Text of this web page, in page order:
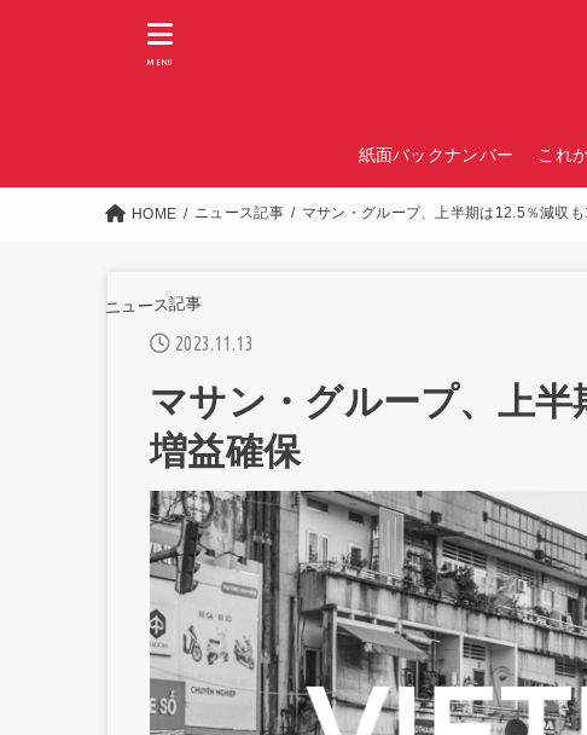
紙面バックナンバー これ
MENU
HOME ニュース記事 マサン・グループ、上半期は12.5％減収
ニュース記事
2023.11.13
マサン・グループ、上
増益確保